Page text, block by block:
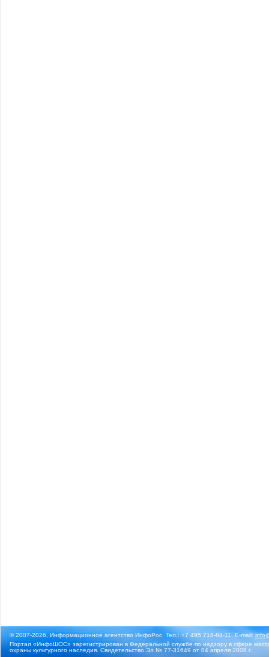
© 2007-2026, Информационное агентство ИнфоРос. Тел.: +7 495 718-84-11, E-mail:
Портал «ИнфоШОС» зарегистрирован в Федеральной службе по надзору в сфере
охраны культурного наследия. Свидетельство Эл № 77-31649 от 04 апреля 2008 г.